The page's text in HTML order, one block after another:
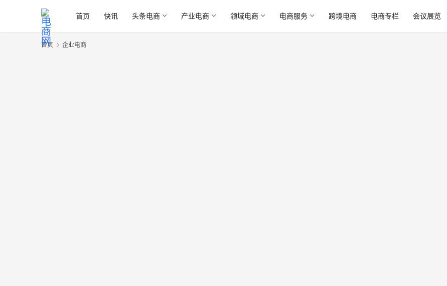
首页 快讯 头条电商 产业电商 领域电商 电商服务 跨境电商 电商专栏 会议展览
首页 企业电商